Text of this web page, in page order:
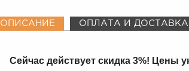
ОПИСАНИЕ ОПЛАТА И ДОСТАВКА
Сейчас действует скидка 3%! Цены